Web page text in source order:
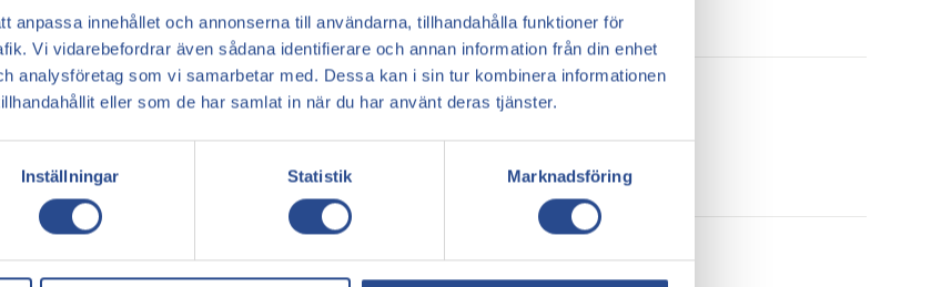
anpassa innehållet och annonserna till användarna, tillhandahålla funktioner för
Vi vidarebefordrar även sådana identifierare och annan information från din enhet
analysföretag som vi samarbetar med. Dessa kan i sin tur kombinera informationen
eller som de har samlat in när du har använt deras tjänster.
Inställningar Statistik Marknadsföring